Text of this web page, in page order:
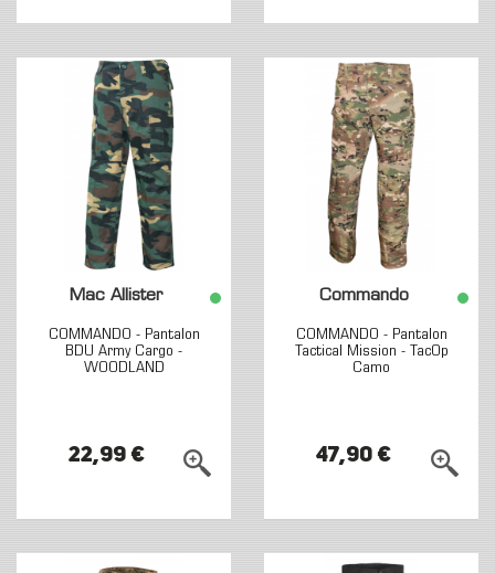
Mac Allister
COMMANDO - Pantalon
BDU Army Cargo -
WOODLAND
22,99 €
Commando
COMMANDO - Pantalon
Tactical Mission - TacOp
Camo
47,90 €